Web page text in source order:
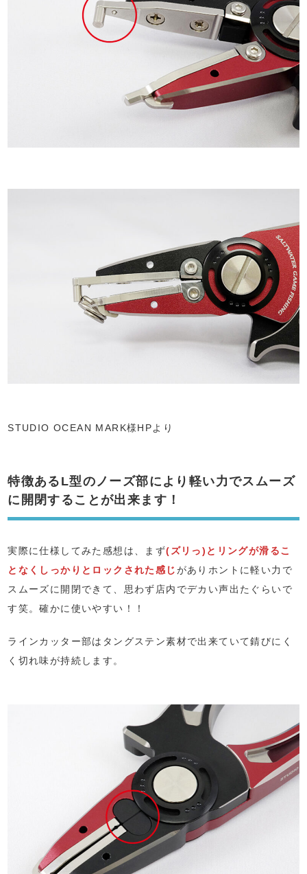
STUDIO OCEAN MARK様HPより
特徴あるL型のノーズ部により軽い力でスムーズ
に開閉することが出来ます！
実際に仕様してみた感想は、まず(ズリっ)とリングが滑るこ
となくしっかりとロックされた感じがありホントに軽い力で
スムーズに開閉できて、思わず店内でデカい声出たぐらいで
す笑。確かに使いやすい！！
ラインカッター部はタングステン素材で出来ていて錆びにく
く切れ味が持続します。